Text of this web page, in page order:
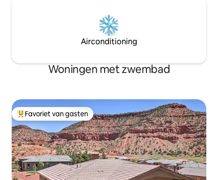
Airconditioning
Woningen met zwembad
Topfavoriet van gasten
Favoriet van gasten